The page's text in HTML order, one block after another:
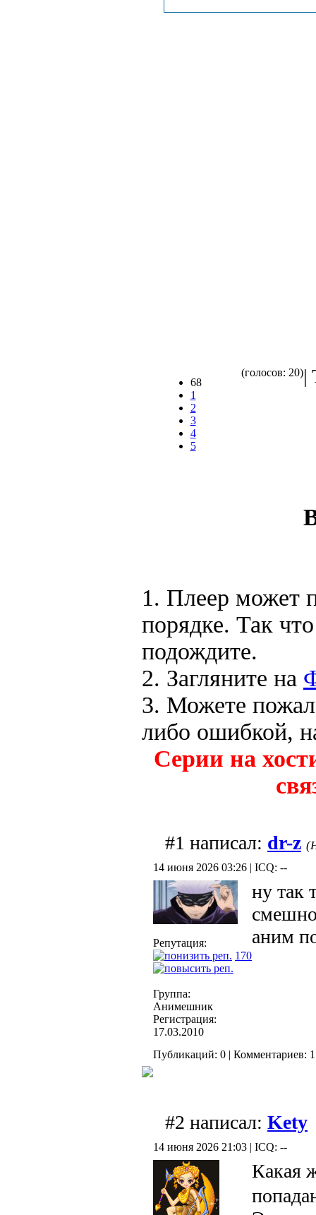
68
1
2
3
4
5
(голосов: 20)|
1. Плеер может
порядке. Так
подождите.
2. Загляните на
3. Можете
либо ошибкой,
Серии на
#1 написал: dr-z
14 июня 2026 03:26 | ICQ: --
Репутация:
170
Группа:
Анимешник
Регистрация:
17.03.2010
ну так
аним
Публикаций: 0 | Комментариев:
#2 написал: Kety
14 июня 2026 21:03 | ICQ: --
Какая